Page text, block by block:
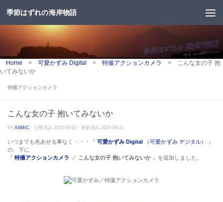
コンテンツへスキップ
季節はずれの海岸物語
Home > 可愛かずみ Digital > 特撮アクションカメラ >
こんな女の子 抱
いてみないか
特撮アクションカメラ
こんな女の子 抱いてみないか
BYASMIC · 公開済み 2020-05-03 · 更新済み2023-06-21
いつまでも色あせる事なく・・・『 可愛かずみ Digital （可愛かずみ デジタル）
』
の、下に
『特撮アクションカメラ ／ こんな女の子 抱いてみないか 』を追加しました。